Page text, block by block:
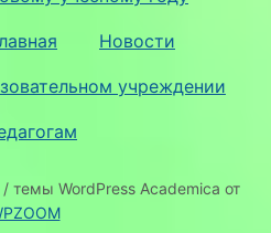
Новости
учреждении
темы WordPress Academica от